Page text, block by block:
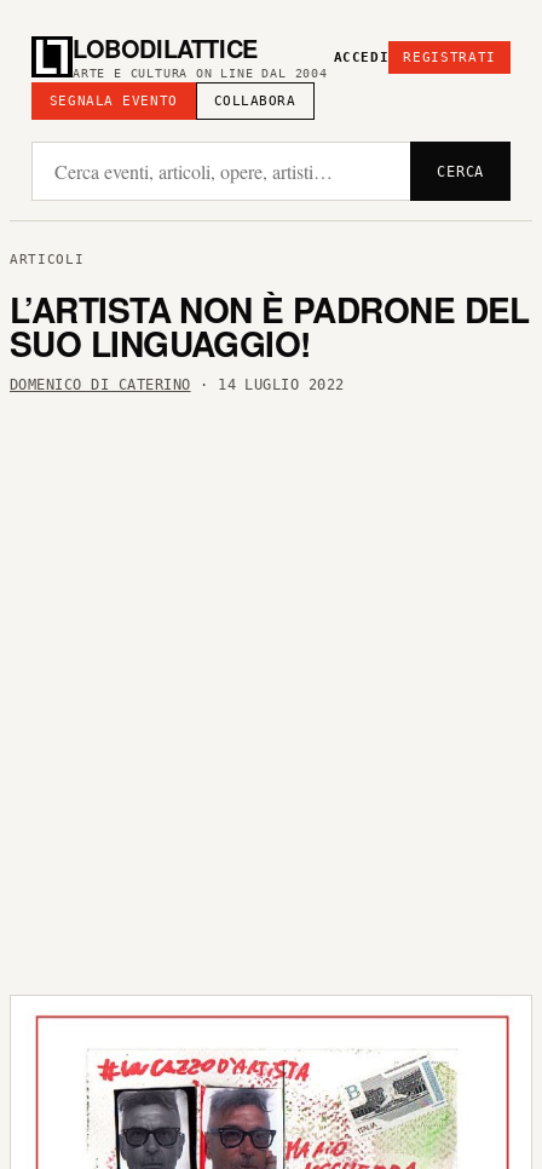
LOBODILATTICE
ARTE E CULTURA ON LINE DAL 2004
SEGNALA EVENTO COLLABORA
ACCEDI REGISTRATI
CERCA
ARTICOLI
L’ARTISTA NON È PADRONE DEL
SUO LINGUAGGIO!
DOMENICO DI CATERINO · 14 LUGLIO 2022